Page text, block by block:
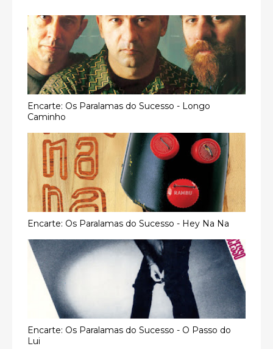
Encarte: Os Paralamas do Sucesso - Longo
Caminho
Encarte: Os Paralamas do Sucesso - Hey Na Na
Encarte: Os Paralamas do Sucesso - O Passo do
Lui